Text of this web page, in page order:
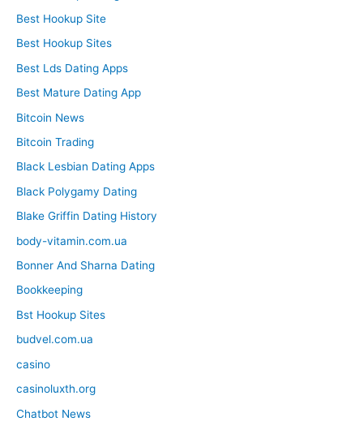
Best Hookup Site
Best Hookup Sites
Best Lds Dating Apps
Best Mature Dating App
Bitcoin News
Bitcoin Trading
Black Lesbian Dating Apps
Black Polygamy Dating
Blake Griffin Dating History
body-vitamin.com.ua
Bonner And Sharna Dating
Bookkeeping
Bst Hookup Sites
budvel.com.ua
casino
casinoluxth.org
Chatbot News